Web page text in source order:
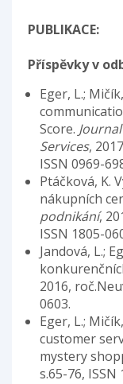
PUBLIKACE:
Příspěvky v
Eger, L.;
Score.
Services,
ISSN 0969-
Ptáčková, K.
nákupních
podnikání,
ISSN 1805-
Jandová, L.;
2016,
0603.
Eger, L.;
customer
mystery
s.65-76, ISSN